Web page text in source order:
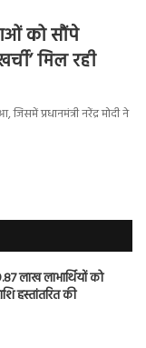
को सौंपे
मिल रही
प्रधानमंत्री नरेंद्र मोदी ने
लाख लाभार्थियों को
हस्तांतरित की